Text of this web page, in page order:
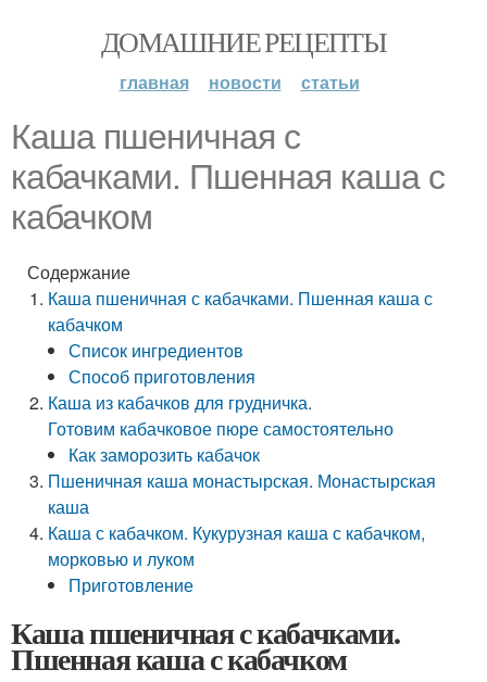
ДОМАШНИЕ РЕЦЕПТЫ
главная новости статьи
Каша пшеничная с
кабачками. Пшенная каша с
кабачком
Содержание
Каша пшеничная с кабачками. Пшенная каша с
кабачком
Список ингредиентов
Способ приготовления
Каша из кабачков для грудничка.
Готовим кабачковое пюре самостоятельно
Как заморозить кабачок
Пшеничная каша монастырская. Монастырская
каша
Каша с кабачком. Кукурузная каша с кабачком,
морковью и луком
Приготовление
Каша пшеничная с кабачками.
Пшенная каша с кабачком